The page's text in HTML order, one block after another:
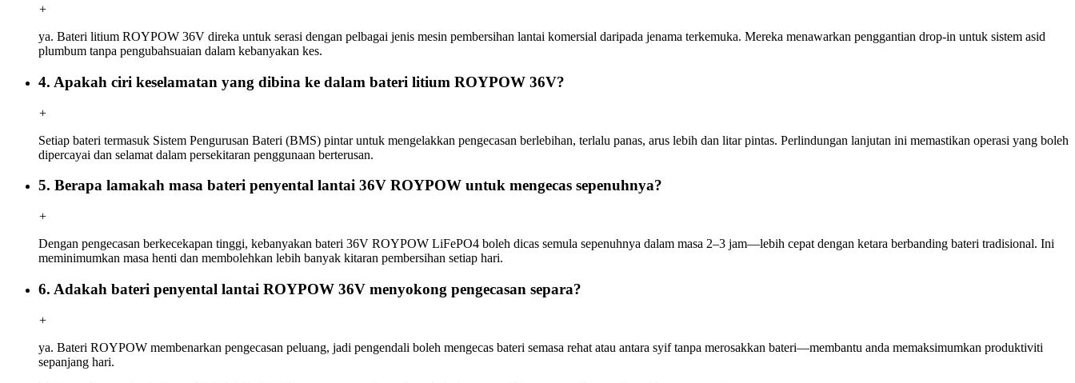
+
ya. Bateri litium ROYPOW 36V direka untuk serasi dengan pelbagai jenis mesin pembersihan lantai komersial daripada jenama terkemuka. Mereka menawarkan penggantian drop-in untuk sistem asid
plumbum tanpa pengubahsuaian dalam kebanyakan kes.
4. Apakah ciri keselamatan yang dibina ke dalam bateri litium ROYPOW 36V?
+
Setiap bateri termasuk Sistem Pengurusan Bateri (BMS) pintar untuk mengelakkan pengecasan berlebihan, terlalu panas, arus lebih dan litar pintas. Perlindungan lanjutan ini memastikan operasi yang boleh
dipercayai dan selamat dalam persekitaran penggunaan berterusan.
5. Berapa lamakah masa bateri penyental lantai 36V ROYPOW untuk mengecas sepenuhnya?
+
Dengan pengecasan berkecekapan tinggi, kebanyakan bateri 36V ROYPOW LiFePO4 boleh dicas semula sepenuhnya dalam masa 2–3 jam—lebih cepat dengan ketara berbanding bateri tradisional. Ini
meminimumkan masa henti dan membolehkan lebih banyak kitaran pembersihan setiap hari.
6. Adakah bateri penyental lantai ROYPOW 36V menyokong pengecasan separa?
+
ya. Bateri ROYPOW membenarkan pengecasan peluang, jadi pengendali boleh mengecas bateri semasa rehat atau antara syif tanpa merosakkan bateri—membantu anda memaksimumkan produktiviti
sepanjang hari.